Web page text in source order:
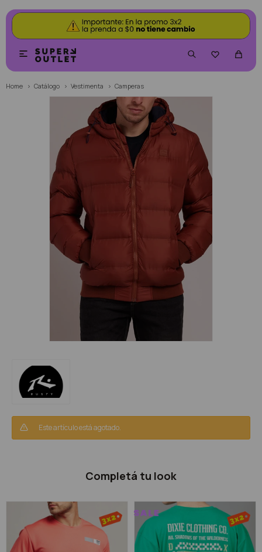


Home Catálogo Vestimenta Camperas
Este artículo está agotado.
Completá tu look